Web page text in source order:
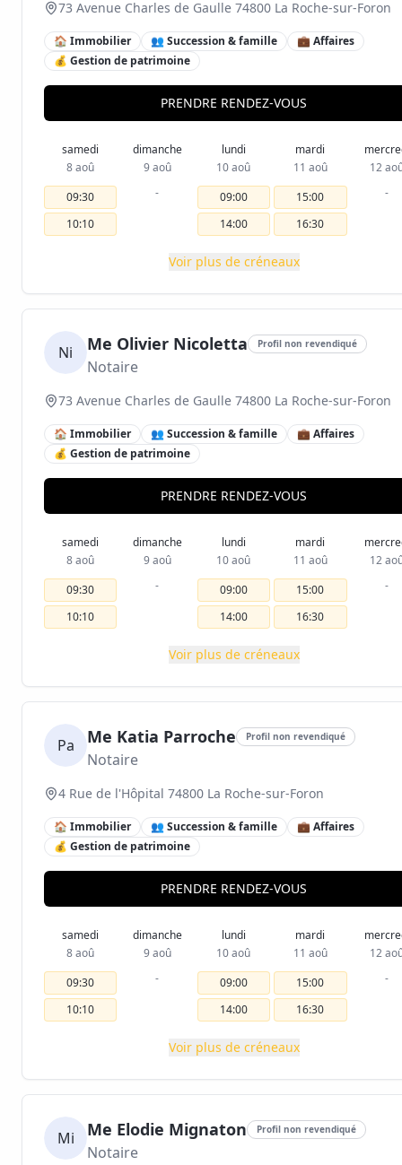
73 Avenue Charles de Gaulle 74800 La Roche-sur-Foron
🏠 Immobilier 👥 Succession & famille
💼 Affaires
💰 Gestion de patrimoine
PRENDRE RENDEZ-VOUS
samedi
8 aoû
09:30
10:10
dimanche
9 aoû
-
lundi
10 aoû
09:00
14:00
mardi
11 aoû
15:00
16:30
12
-
Voir plus de créneaux
Ni Me Olivier Nicoletta Profil non revendiqué
Notaire
73 Avenue Charles de Gaulle 74800 La Roche-sur-Foron
🏠 Immobilier 👥 Succession & famille
💼 Affaires
💰 Gestion de patrimoine
PRENDRE RENDEZ-VOUS
samedi
8 aoû
09:30
10:10
dimanche
9 aoû
-
lundi
10 aoû
09:00
14:00
mardi
11 aoû
15:00
16:30
12
-
Voir plus de créneaux
Pa Me Katia Parroche Profil non revendiqué
Notaire
4 Rue de l'Hôpital 74800 La Roche-sur-Foron
🏠 Immobilier 👥 Succession & famille
💼 Affaires
💰 Gestion de patrimoine
PRENDRE RENDEZ-VOUS
samedi
8 aoû
09:30
10:10
dimanche
9 aoû
-
lundi
10 aoû
09:00
14:00
mardi
11 aoû
15:00
16:30
12
-
Voir plus de créneaux
Mi Me Elodie Mignaton Profil non revendiqué
Notaire